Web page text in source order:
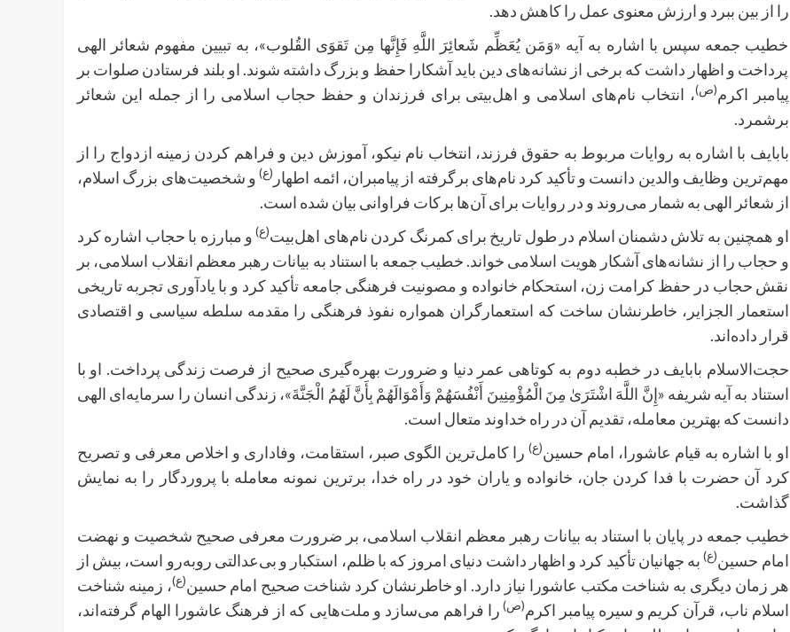
را از بین ببرد و ارزش معنوی عمل را کاهش دهد.
خطیب جمعه سپس با اشاره به آیه «وَمَن یُعَظِّم شَعائِرَ اللَّهِ فَإِنَّها مِن تَقوَى القُلوب»، به تبیین مفهوم شعائر الهی
پرداخت و اظهار داشت که برخی از نشانه‌های دین باید آشکارا حفظ و بزرگ داشته شوند. او بلند فرستادن صلوات بر
پیامبر اکرم(ص)، انتخاب نام‌های اسلامی و اهل‌بیتی برای فرزندان و حفظ حجاب اسلامی را از جمله این شعائر
برشمرد.
بابایف با اشاره به روایات مربوط به حقوق فرزند، انتخاب نام نیکو، آموزش دین و فراهم کردن زمینه ازدواج را از
مهم‌ترین وظایف والدین دانست و تأکید کرد نام‌های برگرفته از پیامبران، ائمه اطهار (ع)و شخصیت‌های بزرگ اسلام،
از شعائر الهی به شمار می‌روند و در روایات برای آن‌ها برکات فراوانی بیان شده است.
او همچنین به تلاش دشمنان اسلام در طول تاریخ برای کمرنگ کردن نام‌های اهل‌بیت(ع)و مبارزه با حجاب اشاره کرد
و حجاب را از نشانه‌های آشکار هویت اسلامی خواند. خطیب جمعه با استناد به بیانات رهبر معظم انقلاب اسلامی، بر
نقش حجاب در حفظ کرامت زن، استحکام خانواده و مصونیت فرهنگی جامعه تأکید کرد و با یادآوری تجربه تاریخی
استعمار الجزایر، خاطرنشان ساخت که استعمارگران همواره نفوذ فرهنگی را مقدمه سلطه سیاسی و اقتصادی
قرار داده‌اند.
حجت‌الاسلام بابایف در خطبه دوم به کوتاهی عمر دنیا و ضرورت بهره‌گیری صحیح از فرصت زندگی پرداخت. او با
استناد به آیه شریفه «إِنَّ اللَّهَ اشْتَرَىٰ مِنَ الْمُؤْمِنِينَ أَنْفُسَهُمْ وَأَمْوَالَهُمْ بِأَنَّ لَهُمُ الْجَنَّةَ»، زندگی انسان را سرمایه‌ای الهی
دانست که بهترین معامله، تقدیم آن در راه خداوند متعال است.
او با اشاره به قیام عاشورا، امام حسین(ع)را کامل‌ترین الگوی صبر، استقامت، وفاداری و اخلاص معرفی و تصریح
کرد آن حضرت با فدا کردن جان، خانواده و یاران خود در راه خدا، برترین نمونه معامله با پروردگار را به نمایش
گذاشت.
خطیب جمعه در پایان با استناد به بیانات رهبر معظم انقلاب اسلامی، بر ضرورت معرفی صحیح شخصیت و نهضت
امام حسین(ع)به جهانیان تأکید کرد و اظهار داشت دنیای امروز که با ظلم، استکبار و بی‌عدالتی روبه‌رو است، بیش از
هر زمان دیگری به شناخت مکتب عاشورا نیاز دارد. او خاطرنشان کرد شناخت صحیح امام حسین(ع)، زمینه شناخت
اسلام ناب، قرآن کریم و سیره پیامبر اکرم(ص)را فراهم می‌سازد و ملت‌هایی که از فرهنگ عاشورا الهام گرفته‌اند،